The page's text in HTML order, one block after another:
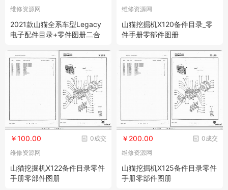
维修资源网
2021款山猫全系车型Legacy
电子配件目录+零件图册二合
维修资源网
山猫挖掘机X120备件目录_零
件手册零部件图册
0成交
￥100.00
维修资源网
山猫挖掘机X122备件目录零件
手册零部件图册
0成交
￥200.00
维修资源网
山猫挖掘机X125备件目录零件
手册零部件图册